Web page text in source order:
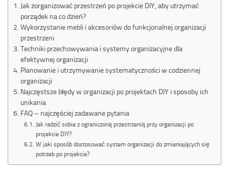
Jak zorganizować przestrzeń po projekcie DIY, aby utrzymać
porządek na co dzień?
Wykorzystanie mebli i akcesoriów do funkcjonalnej organizacji
przestrzeni
Techniki przechowywania i systemy organizacyjne dla
efektywnej organizacji
Planowanie i utrzymywanie systematyczności w codziennej
organizacji
Najczęstsze błędy w organizacji po projektach DIY i sposoby ich
unikania
FAQ – najczęściej zadawane pytania
Jak radzić sobie z ograniczoną przestrzenią przy organizacji po
projekcie DIY?
W jaki sposób dostosować system organizacji do zmieniających się
potrzeb po projekcie?